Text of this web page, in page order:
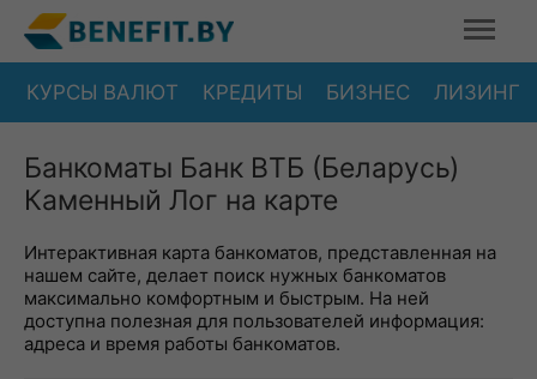
КУРСЫ ВАЛЮТ КРЕДИТЫ БИЗНЕС ЛИЗИНГ
Банкоматы Банк ВТБ (Беларусь)
Каменный Лог на карте
Интерактивная карта банкоматов, представленная на
нашем сайте, делает поиск нужных банкоматов
максимально комфортным и быстрым. На ней
доступна полезная для пользователей информация:
адреса и время работы банкоматов.